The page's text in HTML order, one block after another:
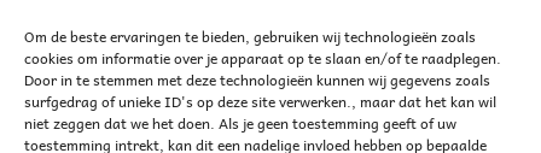
Om de beste ervaringen te bieden, gebruiken wij technologieën zoals
cookies om informatie over je apparaat op te slaan en/of te raadplegen.
Door in te stemmen met deze technologieën kunnen wij gegevens zoals
surfgedrag of unieke ID's op deze site verwerken., maar dat het kan wil
niet zeggen dat we het doen. Als je geen toestemming geeft of uw
toestemming intrekt, kan dit een nadelige invloed hebben op bepaalde